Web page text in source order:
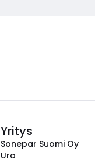
Yritys
Sonepar Suomi Oy
Ura